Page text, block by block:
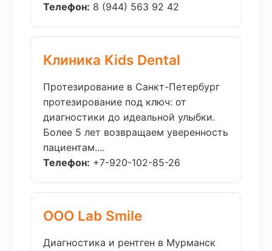
Телефон: 8 (944) 563 92 42
Клиника Kids Dental
Протезирование в Санкт-Петербург
протезирование под ключ: от
диагностики до идеальной улыбки.
Более 5 лет возвращаем уверенность
пациентам....
Телефон: +7-920-102-85-26
ООО Lab Smile
Диагностика и рентген в Мурманск